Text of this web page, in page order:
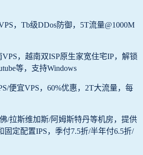
，Tb级DDos防御，5T流量@1000M
VPS，越南双ISP原生家宽住宅IP，解锁
等，支持Windows
便宜VPS，60%优惠，2T大流量，每
/拉斯维加斯/阿姆斯特丹等机房，提供
固定配置IPS，季付7.5折/半年付6.5折/